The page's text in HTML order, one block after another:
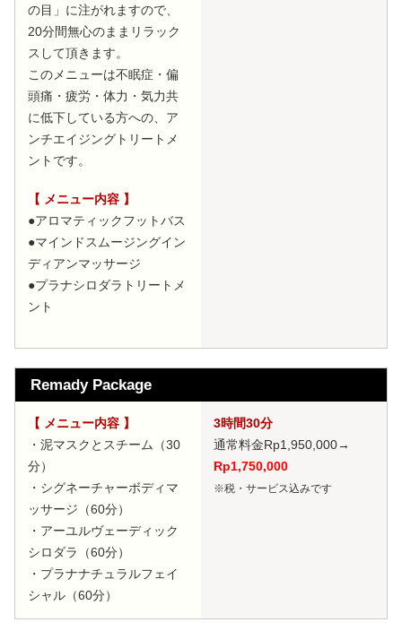
の目」に注がれますので、
20分間無心のままリラック
スして頂きます。
このメニューは不眠症・偏
頭痛・疲労・体力・気力共
に低下している方への、ア
ンチエイジングトリートメ
ントです。
【 メニュー内容 】
●アロマティックフットバス
●マインドスムージングイン
ディアンマッサージ
●プラナシロダラトリートメ
ント
Remady Package
【 メニュー内容 】
・泥マスクとスチーム（30
分）
・シグネーチャーボディマ
ッサージ（60分）
・アーユルヴェーディック
シロダラ（60分）
・プラナナチュラルフェイ
シャル（60分）
3時間30分
通常料金Rp1,950,000→
Rp1,750,000
※税・サービス込みです